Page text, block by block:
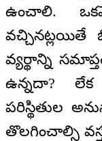
ఉంచాలి.
వచ్చినట్లయితే
వ్యర్థాన్ని
ఉన్నదా?
పరిస్థితుల
తొలగించాల్సి